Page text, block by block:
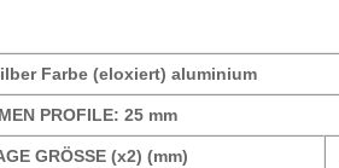
Farbe (eloxiert) aluminium
PROFILE: 25 mm
GRÖSSE (x2) (mm)